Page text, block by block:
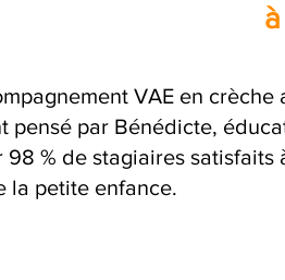
VAE en
pensé par Bénédicte,
% de stagiaires satisfaits
la petite enfance.